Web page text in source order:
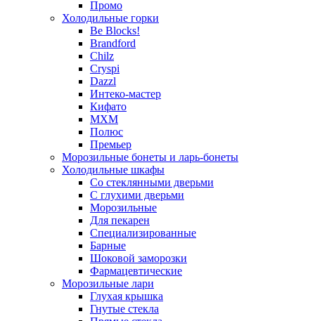
Промо
Холодильные горки
Be Blocks!
Brandford
Chilz
Cryspi
Dazzl
Интеко-мастер
Кифато
МХМ
Полюс
Премьер
Морозильные бонеты и ларь-бонеты
Холодильные шкафы
Со стеклянными дверьми
С глухими дверьми
Морозильные
Для пекарен
Специализированные
Барные
Шоковой заморозки
Фармацевтические
Морозильные лари
Глухая крышка
Гнутые стекла